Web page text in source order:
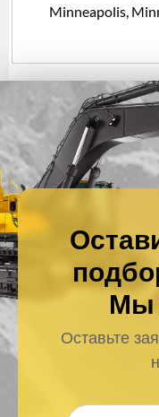
Minneapolis,
Мы
Оставьте